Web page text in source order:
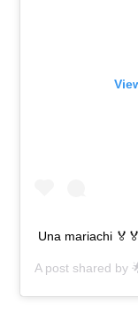
Una mariachi
A post shared by